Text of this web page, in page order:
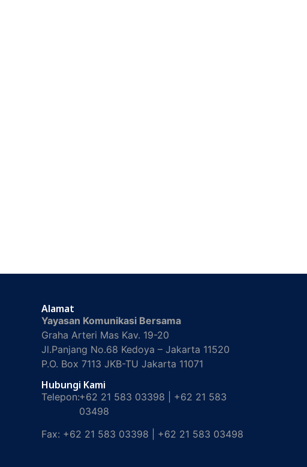
Alamat
Yayasan Komunikasi Bersama
Graha Arteri Mas Kav. 19-20
Jl.Panjang No.68 Kedoya – Jakarta 11520
P.O. Box 7113 JKB-TU Jakarta 11071
Hubungi Kami
Telepon:+62 21 583 03398 | +62 21 583
03498
Fax: +62 21 583 03398 | +62 21 583 03498